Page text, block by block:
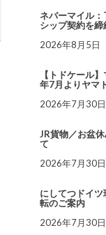
ネバーマイル：
シップ契約を締
2026年8月5日
【トドケール
年7月よりヤマ
2026年7月30日
JR貨物／お盆
て
2026年7月30日
にしてつドイ
転のご案内
2026年7月30日